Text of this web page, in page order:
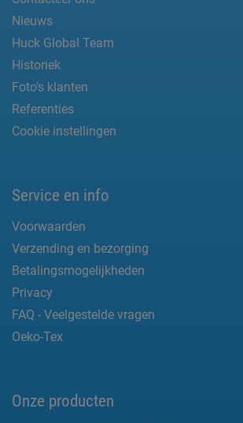
Nieuws
Huck Global Team
Historiek
Foto's klanten
Referenties
Cookie instellingen
Service en info
Voorwaarden
Verzending en bezorging
Betalingsmogelijkheden
Privacy
FAQ - Veelgestelde vragen
Oeko-Tex
Onze producten